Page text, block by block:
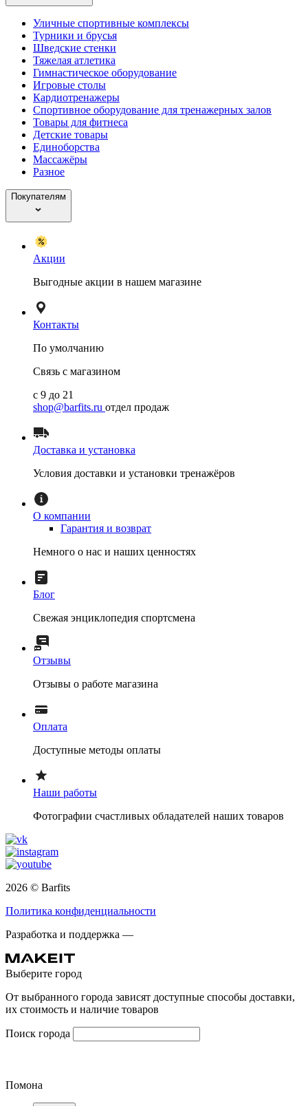
Уличные спортивные комплексы
Турники и брусья
Шведские стенки
Тяжелая атлетика
Гимнастическое оборудование
Игровые столы
Кардиотренажеры
Спортивное оборудование для тренажерных залов
Товары для фитнеса
Детские товары
Единоборства
Массажёры
Разное
Покупателям
Акции
Выгодные акции в нашем магазине
Контакты
По умолчанию
Связь с магазином
с 9 до 21
shop@barfits.ru отдел продаж
Доставка и установка
Условия доставки и установки тренажёров
О компании
Гарантия и возврат
Немного о нас и наших ценностях
Блог
Свежая энциклопедия спортсмена
Отзывы
Отзывы о работе магазина
Оплата
Доступные методы оплаты
Наши работы
Фотографии счастливых обладателей наших товаров
2026 © Barfits
Политика конфиденциальности
Разработка и поддержка —
Выберите город
От выбранного города зависят доступные способы доставки,
их стоимость и наличие товаров
Поиск города
Помона